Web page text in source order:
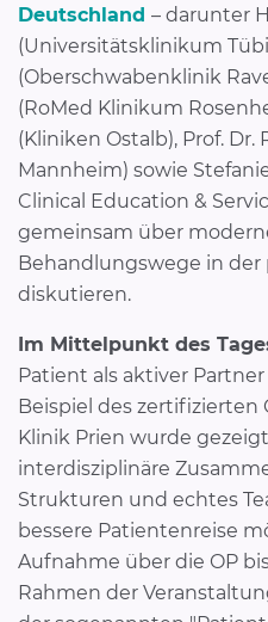
Deutschland – darunter
(Universitätsklinikum
(Oberschwabenklinik
(RoMed Klinikum
(Kliniken Ostalb), Prof.
Mannheim) sowie
Clinical Education &
gemeinsam über
Behandlungswege in der
diskutieren.
Im Mittelpunkt des
Patient als aktiver
Beispiel des zertifizierten
Klinik Prien wurde
interdisziplinäre
Strukturen und echtes
bessere Patientenreise
Aufnahme über die OP
Rahmen der